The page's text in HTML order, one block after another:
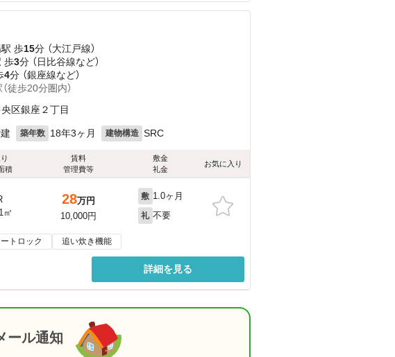
歩15分 （大江戸線）
歩3分 （日比谷線など）
4分 （銀座線など）
徒歩20分圏内）
区銀座２丁目
築年数 18年3ヶ月 建物構造 SRC
積
賃料
管理費等
敷金
礼金
お気に入り
㎡
28万円
10,000円
敷 1.0ヶ月
礼 不要
トロック 追い炊き機能
詳細を見る
ール通知